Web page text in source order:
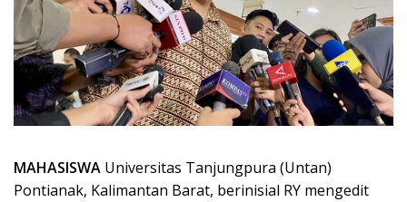
MAHASISWA Universitas Tanjungpura (Untan)
Pontianak, Kalimantan Barat, berinisial RY mengedit